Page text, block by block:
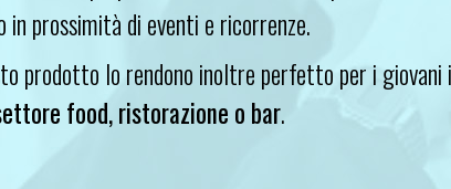
prossimità di eventi e ricorrenze.
prodotto lo rendono inoltre perfetto per i giovani
food, ristorazione o bar.